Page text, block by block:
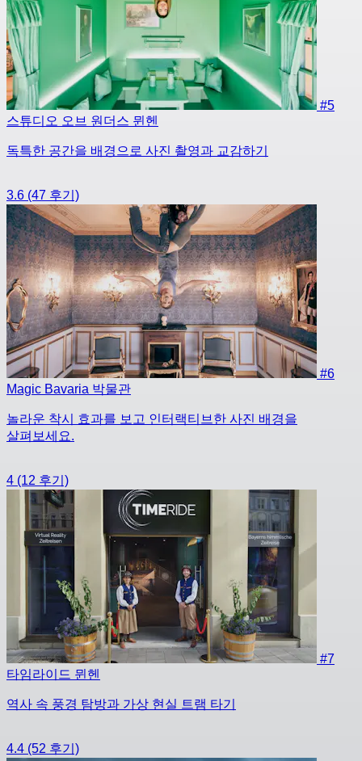
#5
스튜디오 오브 원더스 뮌헨
독특한 공간을 배경으로 사진 촬영과 교감하기
3.6 (47 후기)
#6
Magic Bavaria 박물관
놀라운 착시 효과를 보고 인터랙티브한 사진 배경을
살펴보세요.
4 (12 후기)
#7
타임라이드 뮌헨
역사 속 풍경 탐방과 가상 현실 트램 타기
4.4 (52 후기)